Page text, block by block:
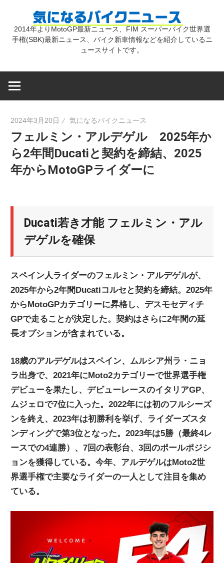
気
バ
ュ
ー
2014年よりMotoGP最新ニュース、FIM スーパーバイク世界選
手権(SBK)最新ニュース、バイク新車情報などを紹介しているニ
ュースサイトです。
2024年3月20日 気になるバイクニュース
フェルミン・アルデゲル 2025年か
ら2年間Ducatiと契約を締結、2025
年からMotoGPライダーに
Ducati若き才能 フェルミン・アル
デゲルを確保
スペイン人ライダーのフェルミン・アルデゲルが、
2025年から2年間Ducatiコルセと契約を締結。2025年
からMotoGPカテゴリーに昇格し、デスモセディチ
GPで走ることが決定した。契約はさらに2年間の延
長オプションが含まれている。
18歳のアルデゲルはスペイン、ムルシア州ラ・ニョ
ラ出身で、2021年にMoto2カテゴリーで世界選手権
デビューを果たし、デビューレースのイタリアGP、
ムジェロで7位に入った。2022年には初のフルシーズ
ンを終え、2023年は初勝利を挙げ、ライダーズスタ
ンディングで第3位となった。2023年は5勝（最終4レ
ースでの4連勝）、7回の表彰台、3回のポールポジシ
ョンを獲得している。今年、アルデゲルはMoto2世
界選手権で主要なライダーの一人として注目を集め
ている。